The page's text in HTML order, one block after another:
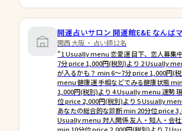
開運占いサロン 開運館E&E なんば
関西 大阪 ・ 占い師12名
"1 Usually menu 恋愛運 目下、恋人募集
7分 price 1,000円(税別)より 2 Usually
が入るかも？ min 6〜7分 price 1,000円(
menu 健康運 手相などでみる健康状態
1,000円(税別)より 4 Usually menu 運勢
位 price 2,000円(税別)より 5 Usually
あなたの総合的な診断 min 20分位 price
Usually menu 対人関係 友人・知人・会
min 10分位 price 2,000円(税別)より 7